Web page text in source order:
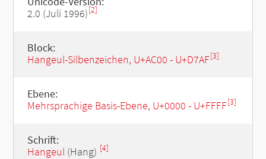
2.0 (Juli 1996)[2]
Block:
Hangeul-Silbenzeichen, U+AC00 - U+D7AF[3]
Ebene:
Mehrsprachige Basis-Ebene, U+0000 - U+FFFF[3]
Schrift:
Hangeul(Hang) [4]